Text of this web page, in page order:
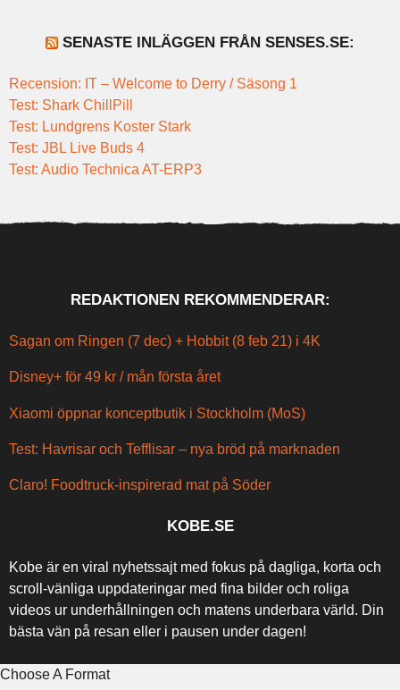
SENASTE INLÄGGEN FRÅN SENSES.SE:
Recension: IT – Welcome to Derry / Säsong 1
Test: Shark ChillPill
Test: Lundgrens Koster Stark
Test: JBL Live Buds 4
Test: Audio Technica AT-ERP3
REDAKTIONEN REKOMMENDERAR:
Sagan om Ringen (7 dec) + Hobbit (8 feb 21) i 4K
Disney+ för 49 kr / mån första året
Xiaomi öppnar konceptbutik i Stockholm (MoS)
Test: Havrisar och Tefflisar – nya bröd på marknaden
Claro! Foodtruck-inspirerad mat på Söder
KOBE.SE
Kobe är en viral nyhetssajt med fokus på dagliga, korta och
scroll-vänliga uppdateringar med fina bilder och roliga
videos ur underhållningen och matens underbara värld. Din
bästa vän på resan eller i pausen under dagen!
Choose A Format